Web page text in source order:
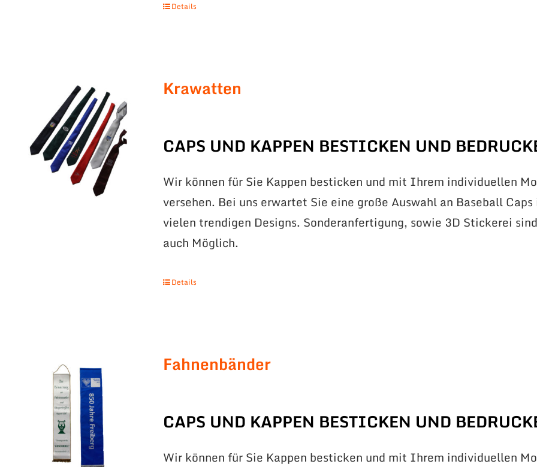
Details
Krawatten
CAPS UND KAPPEN BESTICKEN UND
Wir können für Sie Kappen besticken und mit Ihrem individuellen
versehen. Bei uns erwartet Sie eine große Auswahl an Baseball Caps
vielen trendigen Designs. Sonderanfertigung, sowie 3D Stickerei sind
auch Möglich.
Details
Fahnenbänder
CAPS UND KAPPEN BESTICKEN UND
Wir können für Sie Kappen besticken und mit Ihrem individuellen